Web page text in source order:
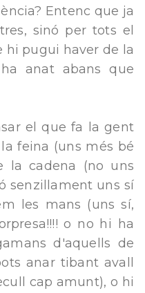
Entenc que ja
sinó per tots el
hi pugui haver de la
anat abans que
el que fa la gent
feina (uns més bé
la cadena (no uns
senzillament uns sí
les mans (uns sí,
o no hi ha
d'aquells de
anar tibant avall
cap amunt), o hi